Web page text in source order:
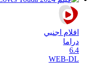
افلام اجنبي
دراما
6.4
WEB-DL